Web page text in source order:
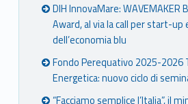
DIH InnovaMare: WAVEMAKER
Award, al via la call per start-up
dell’economia blu
Fondo Perequativo 2025-2026
Energetica: nuovo ciclo di
“Facciamo semplice l’Italia”, il